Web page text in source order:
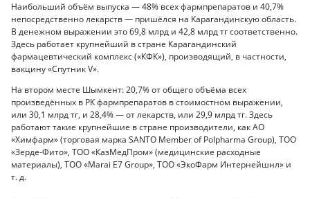
Наибольший объём выпуска — 48% всех фармпрепаратов и 40,7%
непосредственно лекарств — пришёлся на Карагандинскую область.
В денежном выражении это 69,8 млрд и 42,8 млрд тг соответственно.
Здесь работает крупнейший в стране Карагандинский
фармацевтический комплекс («КФК»), производящий, в частности,
вакцину «Спутник V».
На втором месте Шымкент: 20,7% от общего объёма всех
произведённых в РК фармпрепаратов в стоимостном выражении,
или 30,1 млрд тг, и 28,4% — от лекарств, или 29,9 млрд тг. Здесь
работают такие крупнейшие в стране производители, как АО
«Химфарм» (торговая марка SANTO Member of Polpharma Group), ТОО
«Зерде-Фито», ТОО «КазМедПром» (медицинские расходные
материалы), ТОО «Marai E7 Group», ТОО «ЭкоФарм Интернейшнл» и
т. д.